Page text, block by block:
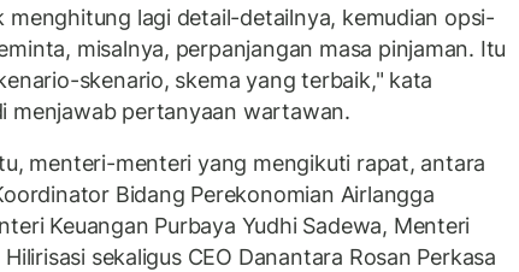
menghitung lagi detail-detailnya, kemudian opsi-
misalnya, perpanjangan masa pinjaman. Itu
skenario, skema yang terbaik," kata
menjawab pertanyaan wartawan.
menteri-menteri yang mengikuti rapat, antara
Bidang Perekonomian Airlangga
Keuangan Purbaya Yudhi Sadewa, Menteri
sekaligus CEO Danantara Rosan Perkasa